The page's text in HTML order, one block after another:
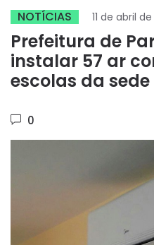
NOTÍCIAS 11 de abril de
Prefeitura de
instalar 57 ar
escolas da
0